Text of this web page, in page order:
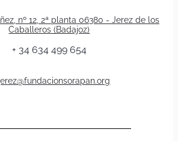
nº 12, 2ª planta 06380 - Jerez de los
Caballeros (Badajoz)
+ 34 634 499 654